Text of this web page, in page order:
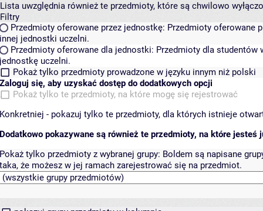
Lista uwzględnia również te przedmioty, które są chwilowo
Filtry
Przedmioty oferowane przez jednostkę: Przedmioty oferowane
innej jednostki uczelni.
Przedmioty oferowane dla jednostki: Przedmioty dla studentów
jednostkę uczelni.
Pokaż tylko przedmioty prowadzone w języku innym niż polski
Zaloguj się, aby uzyskać dostęp do dodatkowych opcji
Pokaż tylko te przedmioty, na które mogę się rejestrować
Konkretniej - pokazuj tylko te przedmioty, dla których istnieje
Dodatkowo pokazywane są również te przedmioty, na które jesteś
Pokaż tylko przedmioty z wybranej grupy: Boldem są napisane
taka, że możesz w jej ramach zarejestrować się na przedmiot.